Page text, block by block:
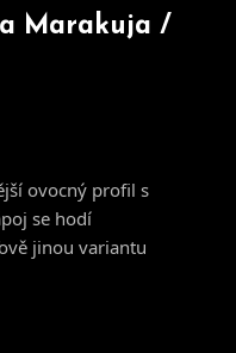
Marakuja /
ovocný profil s
se hodí
jinou variantu